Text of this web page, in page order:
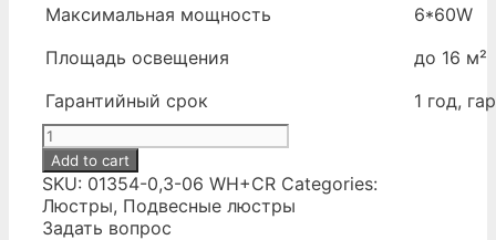
Максимальная мощность
6*60W
Площадь освещения
до 16 м²
Гарантийный срок
1 год,
№444.
Светильник
потолочный
Е27
quantity
Add to cart
SKU: 01354-0,3-06 WH+CR Categories:
Люстры, Подвесные люстры
Задать вопрос